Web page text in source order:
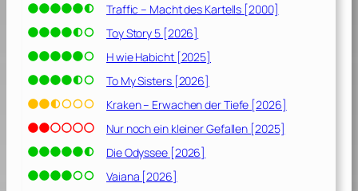
e
g
r
a
u
s
a
m
e
K
Traffic – Macht des Kartells [2000]
Toy Story 5 [2026]
H wie Habicht [2025]
To My Sisters [2026]
Kraken – Erwachen der Tiefe [2026]
Nur noch ein kleiner Gefallen [2025]
Die Odyssee [2026]
Vaiana [2026]